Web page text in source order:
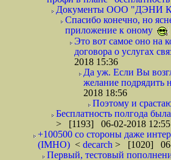
Документы ООО "ДЭНИ
Спасибо конечно, но
приложение к оному
Это вот самое оно на
договора о услугах
2018 15:36
Да уж. Если Вы
желание подрядить
2018 18:56
Поэтому и
Бесплатность полгода
> [1193] 06-02-2018 12:55
+100500 со стороны даже
(IMHO) < decarch > [1020] 06-
Первый, тестовый